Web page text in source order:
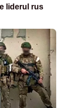
liderul rus